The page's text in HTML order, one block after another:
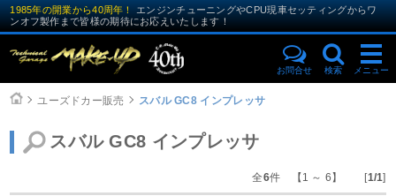
1985年の開業から40周年！
エンジンチューニングやCPU現車セッティングからワ
ンオフ製作まで皆様の期待にお応えいたします！
お問合せ 検索 メニュー
ユーズドカー販売 スバル GC8 インプレッサ
スバル GC8 インプレッサ
全6件 【1 ～ 6】 [1/1]